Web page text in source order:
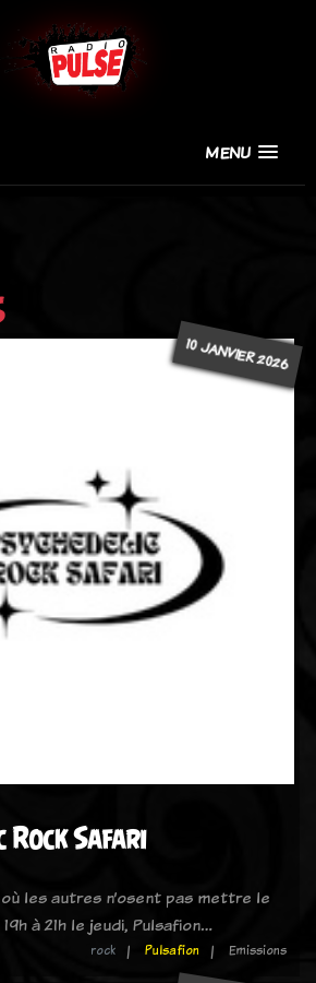
MENU
10 JANVIER 2026
Rock Safari
où les autres n’osent pas mettre le
à 21h le jeudi, Pulsafion…
rock Pulsafion Emissions